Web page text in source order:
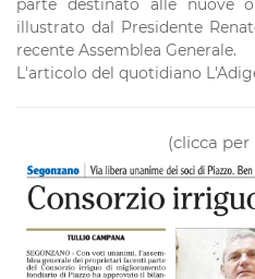
parte destinato alle nuove
illustrato dal Presidente
recente Assemblea Generale.
L'articolo del quotidiano
(clicca per